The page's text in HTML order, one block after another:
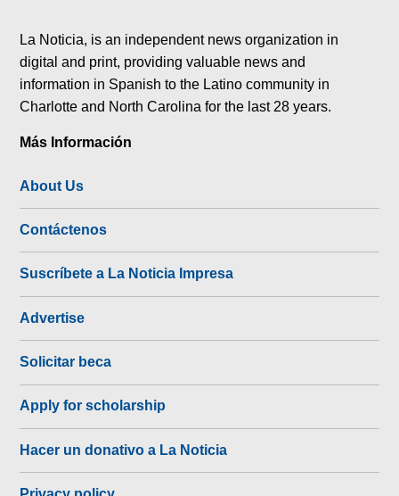
La Noticia, is an independent news organization in
digital and print, providing valuable news and
information in Spanish to the Latino community in
Charlotte and North Carolina for the last 28 years.
Más Información
About Us
Contáctenos
Suscríbete a La Noticia Impresa
Advertise
Solicitar beca
Apply for scholarship
Hacer un donativo a La Noticia